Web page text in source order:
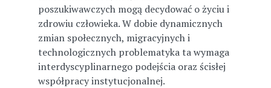
poszukiwawczych mogą decydować o życiu i
zdrowiu człowieka. W dobie dynamicznych
zmian społecznych, migracyjnych i
technologicznych problematyka ta wymaga
interdyscyplinarnego podejścia oraz ścisłej
współpracy instytucjonalnej.